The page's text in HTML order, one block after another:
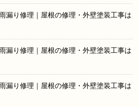
漏り修理｜屋根の修理・外壁塗装工事は
漏り修理｜屋根の修理・外壁塗装工事は
漏り修理｜屋根の修理・外壁塗装工事は